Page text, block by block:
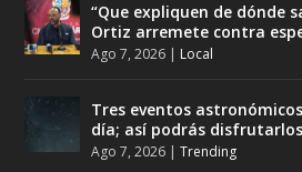
“Que expliquen de dónde
Ortiz arremete contra
Ago 7, 2026 Local
Tres eventos
día; así podrás disfrutarlos
Ago 7, 2026 |Trending